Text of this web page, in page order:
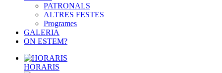
PATRONALS
ALTRES FESTES
Programes
GALERIA
ON ESTEM?
HORARIS